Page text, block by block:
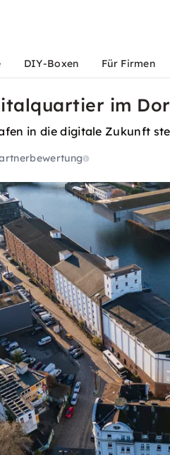
DIY-Boxen Für Firmen
im
in die digitale Zukunft